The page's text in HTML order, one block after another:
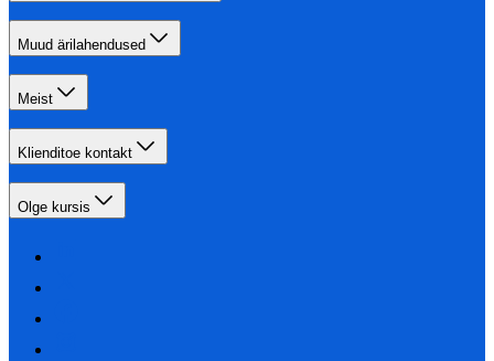
Muud ärilahendused
Meist
Klienditoe kontakt
Olge kursis